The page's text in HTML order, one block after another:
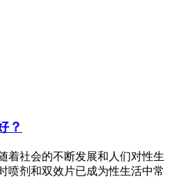
？
着社会的不断发展和人们对性生
喷剂和双效片已成为性生活中常